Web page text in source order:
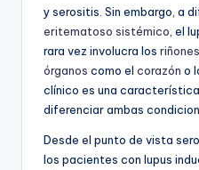
y serositis. Sin embargo, a
eritematoso sistémico , el
rara vez involucra los riñones
órganos como el corazón o
clínico es una
diferenciar ambas
Desde el punto de vista
los pacientes con lupus